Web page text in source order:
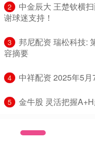
2
中金辰大 王楚钦横
谢球迷支持！
3
邦尼配资 瑞松科技:
容摘要
4 中祥配资 2025年5
5 金牛股 灵活把握